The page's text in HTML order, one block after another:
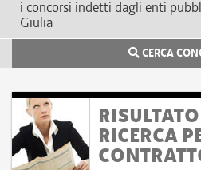
i concorsi indetti dagli enti
Giulia
CERCA
RICERCA